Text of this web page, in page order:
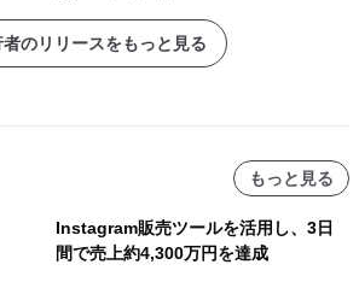
のリリースをもっと見る
もっと見る
Instagram販売ツールを活用し、3日
間で売上約4,300万円を達成